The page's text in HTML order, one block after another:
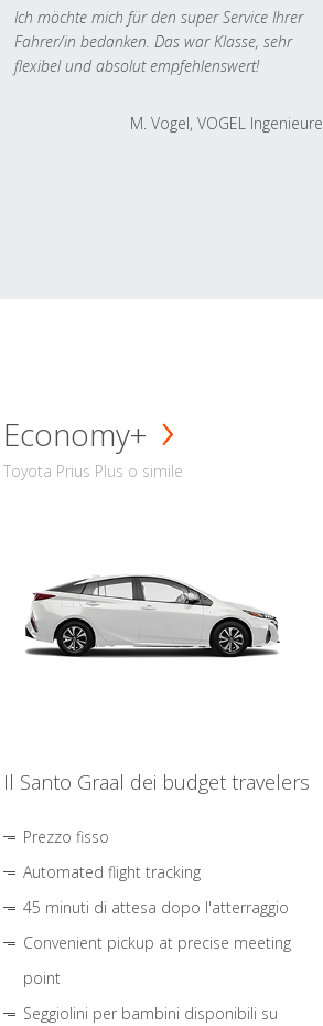
Ich möchte mich für den super Service Ihrer
Fahrer/in bedanken. Das war Klasse, sehr
flexibel und absolut empfehlenswert!
M. Vogel, VOGEL Ingenieure
Economy+
Toyota Prius Plus o simile
Il Santo Graal dei budget travelers
Prezzo fisso
Automated flight tracking
45 minuti di attesa dopo l'atterraggio
Convenient pickup at precise meeting
point
Seggiolini per bambini disponibili su